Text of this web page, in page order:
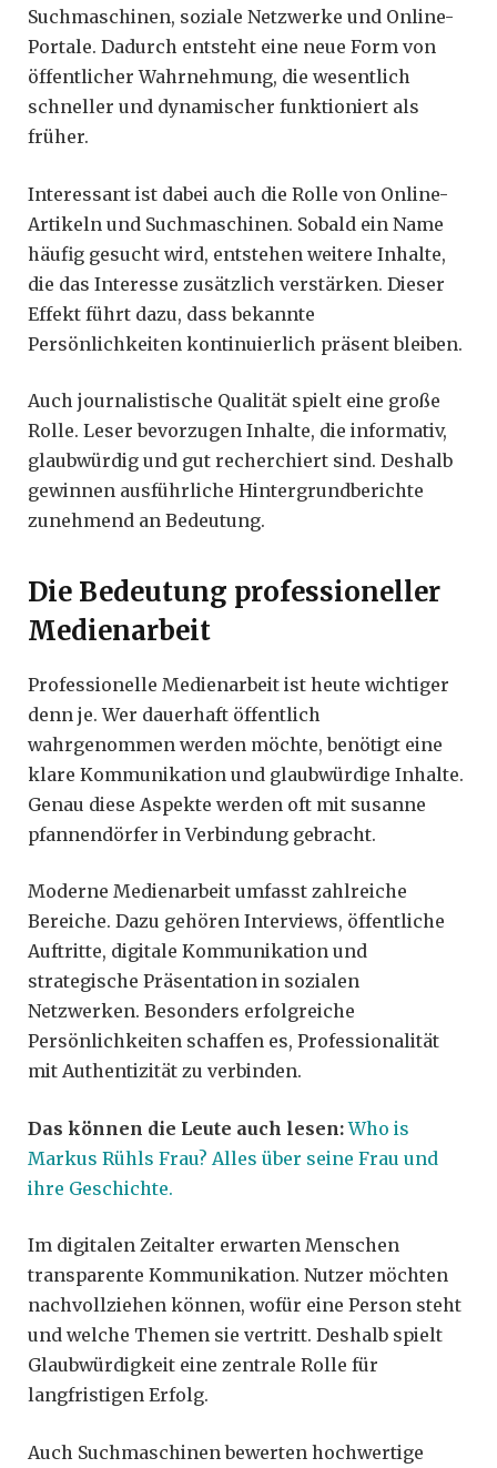
Suchmaschinen, soziale Netzwerke und Online-
Portale. Dadurch entsteht eine neue Form von
öffentlicher Wahrnehmung, die wesentlich
schneller und dynamischer funktioniert als
früher.
Interessant ist dabei auch die Rolle von Online-
Artikeln und Suchmaschinen. Sobald ein Name
häufig gesucht wird, entstehen weitere Inhalte,
die das Interesse zusätzlich verstärken. Dieser
Effekt führt dazu, dass bekannte
Persönlichkeiten kontinuierlich präsent bleiben.
Auch journalistische Qualität spielt eine große
Rolle. Leser bevorzugen Inhalte, die informativ,
glaubwürdig und gut recherchiert sind. Deshalb
gewinnen ausführliche Hintergrundberichte
zunehmend an Bedeutung.
Die Bedeutung professioneller
Medienarbeit
Professionelle Medienarbeit ist heute wichtiger
denn je. Wer dauerhaft öffentlich
wahrgenommen werden möchte, benötigt eine
klare Kommunikation und glaubwürdige Inhalte.
Genau diese Aspekte werden oft mit susanne
pfannendörfer in Verbindung gebracht.
Moderne Medienarbeit umfasst zahlreiche
Bereiche. Dazu gehören Interviews, öffentliche
Auftritte, digitale Kommunikation und
strategische Präsentation in sozialen
Netzwerken. Besonders erfolgreiche
Persönlichkeiten schaffen es, Professionalität
mit Authentizität zu verbinden.
Das können die Leute auch lesen: Who is
Markus Rühls Frau? Alles über seine Frau und
ihre Geschichte.
Im digitalen Zeitalter erwarten Menschen
transparente Kommunikation. Nutzer möchten
nachvollziehen können, wofür eine Person steht
und welche Themen sie vertritt. Deshalb spielt
Glaubwürdigkeit eine zentrale Rolle für
langfristigen Erfolg.
Auch Suchmaschinen bewerten hochwertige